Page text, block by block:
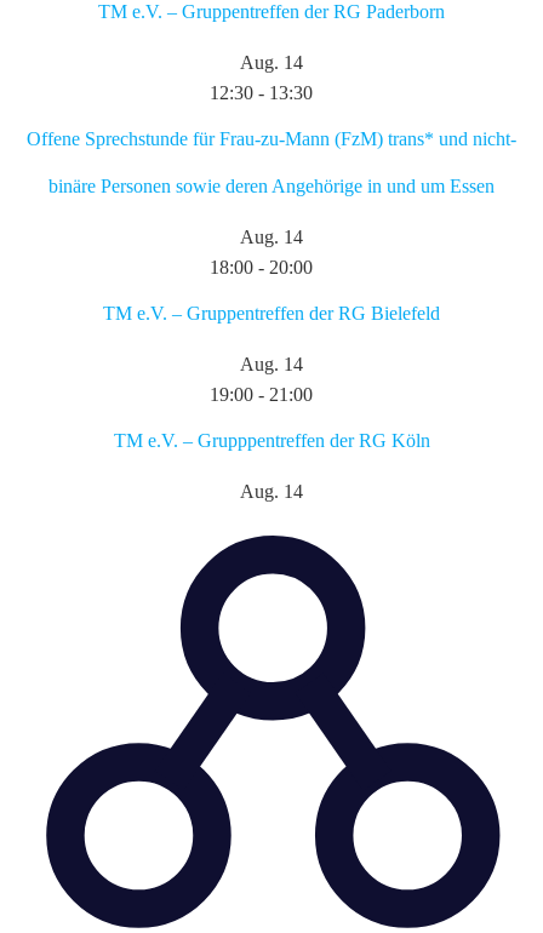
TM e.V. – Gruppentreffen der RG Paderborn
Aug. 14
12:30- 13:30
Offene Sprechstunde für Frau-zu-Mann (FzM) trans* und nicht-
binäre Personen sowie deren Angehörige in und um Essen
Aug. 14
18:00- 20:00
TM e.V. – Gruppentreffen der RG Bielefeld
Aug. 14
19:00- 21:00
TM e.V. – Grupppentreffen der RG Köln
Aug. 14